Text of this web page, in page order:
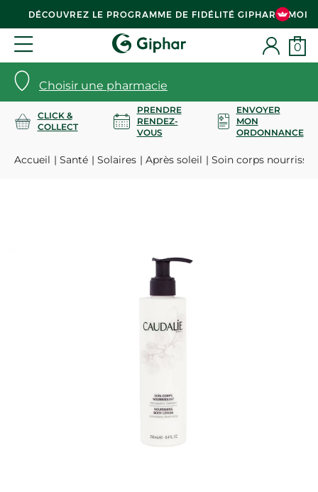
DÉCOUVREZ LE PROGRAMME DE FIDÉLITÉ GIPHAR & MOI
Choisir une pharmacie
0
CLICK &
COLLECT
PRENDRE
RENDEZ-
VOUS
ENVOYER
MON
ORDONNANCE
Accueil Santé Solaires Après soleil Soin corps